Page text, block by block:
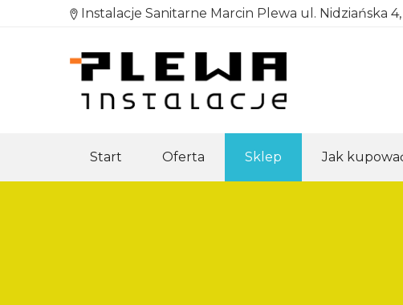
Instalacje Sanitarne Marcin Plewa ul. Nidziańska
Start Oferta Sklep Jak